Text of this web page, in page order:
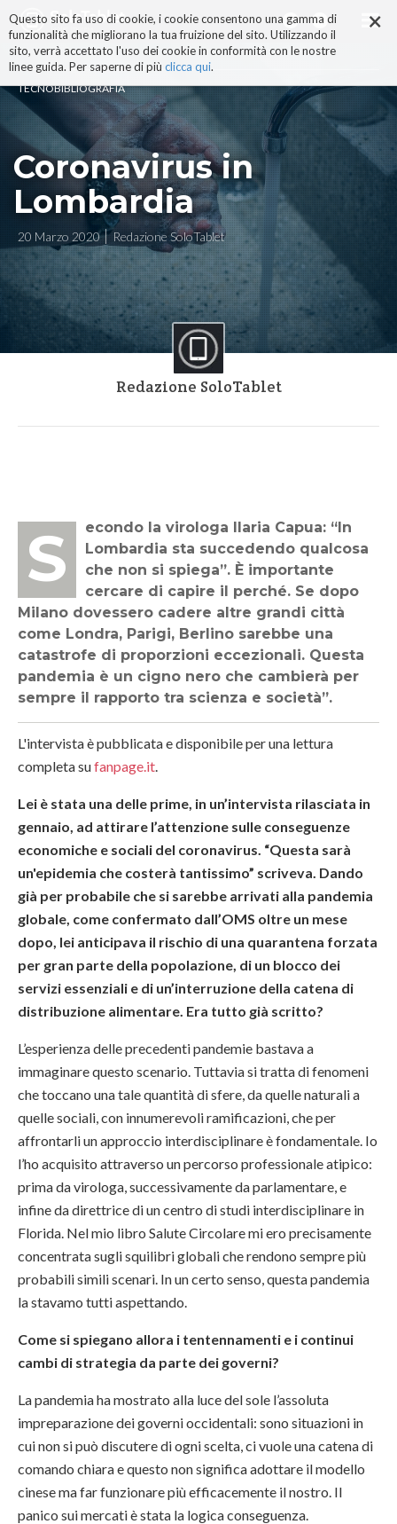
×
Questo sito fa uso di cookie, i cookie consentono una gamma di
funzionalità che migliorano la tua fruizione del sito. Utilizzando il
sito, verrà accettato l'uso dei cookie in conformità con le nostre
linee guida. Per saperne di più clicca qui.
ai
contenuti.
|
alla
navigazione
TECNOBIBLIOGRAFIA
Coronavirus in
Lombardia
20 Marzo 2020 Redazione SoloTablet
Redazione SoloTablet
Secondo la virologa Ilaria Capua: “In
Lombardia sta succedendo qualcosa
che non si spiega”. È importante
cercare di capire il perché. Se dopo
Milano dovessero cadere altre grandi città
come Londra, Parigi, Berlino sarebbe una
catastrofe di proporzioni eccezionali. Questa
pandemia è un cigno nero che cambierà per
sempre il rapporto tra scienza e società”.
L'intervista è pubblicata e disponibile per una lettura
completa sufanpage.it
Lei è stata una delle prime, in un’intervista rilasciata in
gennaio, ad attirare l’attenzione sulle conseguenze
economiche e sociali del coronavirus. “Questa sarà
un'epidemia che costerà tantissimo” scriveva. Dando
già per probabile che si sarebbe arrivati alla pandemia
globale, come confermato dall’OMS oltre un mese
dopo, lei anticipava il rischio di una quarantena forzata
per gran parte della popolazione, di un blocco dei
servizi essenziali e di un’interruzione della catena di
distribuzione alimentare. Era tutto già scritto?
L’esperienza delle precedenti pandemie bastava a
immaginare questo scenario. Tuttavia si tratta di fenomeni
che toccano una tale quantità di sfere, da quelle naturali a
quelle sociali, con innumerevoli ramificazioni, che per
affrontarli un approccio interdisciplinare è fondamentale. Io
l’ho acquisito attraverso un percorso professionale atipico:
prima da virologa, successivamente da parlamentare, e
infine da direttrice di un centro di studi interdisciplinare in
Florida. Nel mio libro Salute Circolare mi ero precisamente
concentrata sugli squilibri globali che rendono sempre più
probabili simili scenari. In un certo senso, questa pandemia
la stavamo tutti aspettando.
Come si spiegano allora i tentennamenti e i continui
cambi di strategia da parte dei governi?
La pandemia ha mostrato alla luce del sole l’assoluta
impreparazione dei governi occidentali: sono situazioni in
cui non si può discutere di ogni scelta, ci vuole una catena di
comando chiara e questo non significa adottare il modello
cinese ma far funzionare più efficacemente il nostro. Il
panico sui mercati è stata la logica conseguenza.